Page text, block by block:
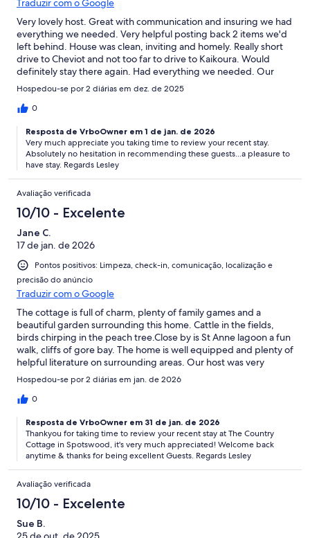
Traduzir com o Google
Very lovely host. Great with communication and insuring we had
everything we needed. Very helpful posting back 2 items we'd
left behind. House was clean, inviting and homely. Really short
drive to Cheviot and not too far to drive to Kaikoura. Would
definitely stay there again. Had everything we needed. Our
family of 6 stayed there and we all loved it.
Hospedou-se por 2 diárias em dez. de 2025
0
Resposta de VrboOwner em 1 de jan. de 2026
Very much appreciate you taking time to review your recent stay.
Absolutely no hesitation in recommending these guests...a pleasure to
have stay. Regards Lesley
Avaliação verificada
10/10 - Excelente
Jane C.
17 de jan. de 2026
Pontos positivos: Limpeza, check-in, comunicação, localização e
precisão do anúncio
Traduzir com o Google
The cottage is full of charm, plenty of family games and a
beautiful garden surrounding this home. Cattle in the fields,
birds chirping in the peach tree.Close by is St Anne lagoon a fun
walk, cliffs of gore bay. The home is well equipped and plenty of
helpful literature on surrounding areas. Our host was very
friendly and easy to understand.Everything in the cottage was
well organized.
Hospedou-se por 2 diárias em jan. de 2026
0
Resposta de VrboOwner em 31 de jan. de 2026
Thankyou for taking time to review your recent stay at The Country
Cottage in Spotswood, it's very much appreciated! Welcome back
anytime & thanks for being excellent Guests. Regards Lesley
Avaliação verificada
10/10 - Excelente
Sue B.